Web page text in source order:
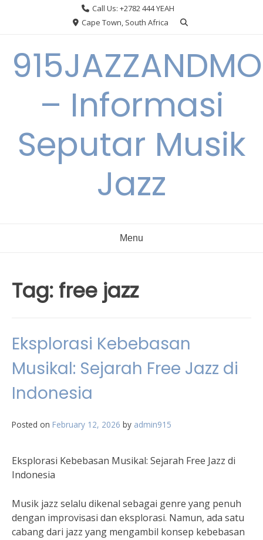
Call Us: +2782 444 YEAH
Cape Town, South Africa
– Informasi
Seputar Musik
Jazz
Menu
Tag: free jazz
Eksplorasi Kebebasan
Musikal: Sejarah Free Jazz di
Indonesia
Posted on February 12, 2026 by admin915
Eksplorasi Kebebasan Musikal: Sejarah Free Jazz di
Indonesia
Musik jazz selalu dikenal sebagai genre yang penuh
dengan improvisasi dan eksplorasi. Namun, ada satu
cabang dari jazz yang mengambil konsep kebebasan